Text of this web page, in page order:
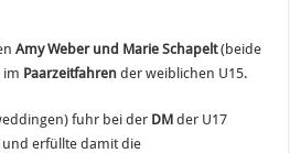
Amy Weber und Marie Schapelt(beide
im Paarzeitfahren der weiblichen U15.
fuhr bei der DM der U17
und erfüllte damit die